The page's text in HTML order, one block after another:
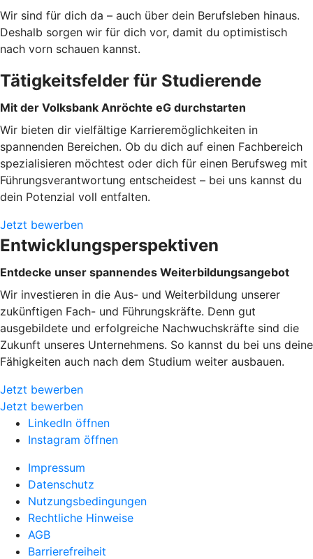
Wir sind für dich da – auch über dein Berufsleben hinaus.
Deshalb sorgen wir für dich vor, damit du optimistisch
nach vorn schauen kannst.
Tätigkeitsfelder für Studierende
Mit der Volksbank Anröchte eG durchstarten
Wir bieten dir vielfältige Karrieremöglichkeiten in
spannenden Bereichen. Ob du dich auf einen Fachbereich
spezialisieren möchtest oder dich für einen Berufsweg mit
Führungsverantwortung entscheidest – bei uns kannst du
dein Potenzial voll entfalten.
Jetzt bewerben
Entwicklungsperspektiven
Entdecke unser spannendes Weiterbildungsangebot
Wir investieren in die Aus- und Weiterbildung unserer
zukünftigen Fach- und Führungskräfte. Denn gut
ausgebildete und erfolgreiche Nachwuchskräfte sind die
Zukunft unseres Unternehmens. So kannst du bei uns deine
Fähigkeiten auch nach dem Studium weiter ausbauen.
Jetzt bewerben
Jetzt bewerben
LinkedIn öffnen
Instagram öffnen
Impressum
Datenschutz
Nutzungsbedingungen
Rechtliche Hinweise
AGB
Barrierefreiheit